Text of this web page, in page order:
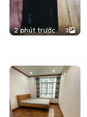
2 phút trước 3